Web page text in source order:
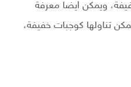
ويمكن ايضا معرفة
تناولها كوجبات خفيفة،